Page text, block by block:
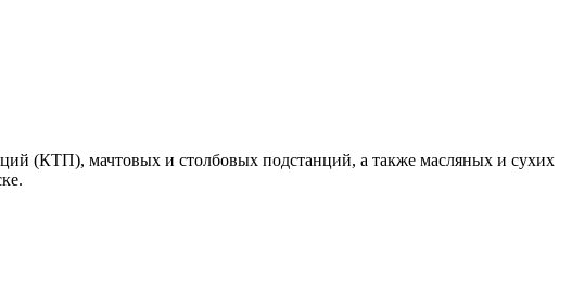
(КТП), мачтовых и столбовых подстанций, а также масляных и сухих